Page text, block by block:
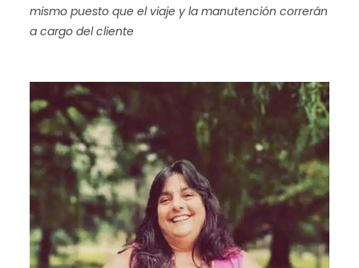
mismo puesto que el viaje y la manutención correrán
a cargo del cliente